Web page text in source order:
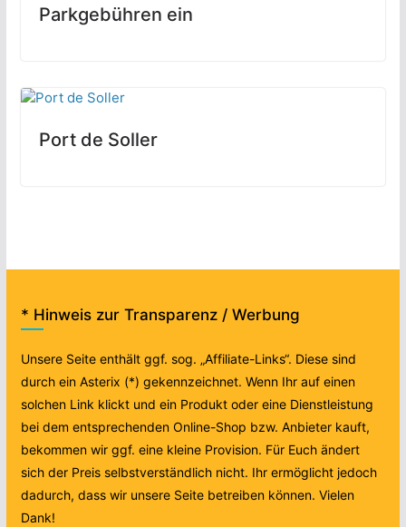
Parkgebühren ein
Port de Soller
* Hinweis zur Transparenz / Werbung
Unsere Seite enthält ggf. sog. „Affiliate-Links“. Diese sind
durch ein Asterix (*) gekennzeichnet. Wenn Ihr auf einen
solchen Link klickt und ein Produkt oder eine Dienstleistung
bei dem entsprechenden Online-Shop bzw. Anbieter kauft,
bekommen wir ggf. eine kleine Provision. Für Euch ändert
sich der Preis selbstverständlich nicht. Ihr ermöglicht jedoch
dadurch, dass wir unsere Seite betreiben können. Vielen
Dank!